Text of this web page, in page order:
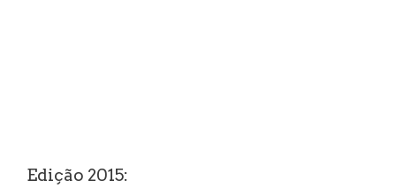
Edição 2015: